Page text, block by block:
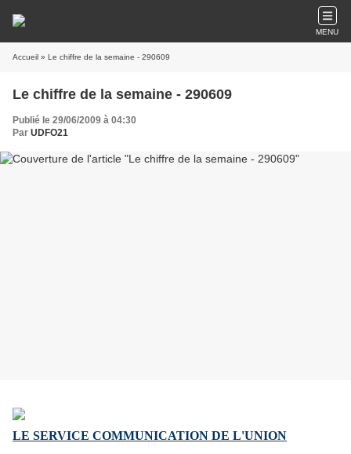
MENU
Accueil » Le chiffre de la semaine - 290609
Le chiffre de la semaine - 290609
Publié le 29/06/2009 à 04:30
Par UDFO21
LE SERVICE COMMUNICATION DE L'UNION